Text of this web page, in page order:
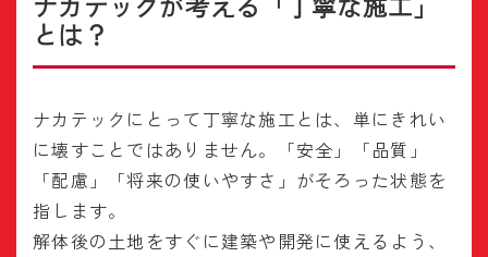
とは？
ナカテックにとって丁寧な施工とは、単にきれい
に壊すことではありません。「安全」「品質」
「配慮」「将来の使いやすさ」がそろった状態を
指します。
解体後の土地をすぐに建築や開発に使えるよう、